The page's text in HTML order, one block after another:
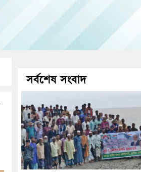
সর্বশেষ সংবাদ